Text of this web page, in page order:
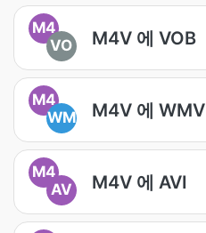
M4
VO
M4V 에 VOB
M4
WM
M4V 에 WMV
M4
AV
M4V 에 AVI